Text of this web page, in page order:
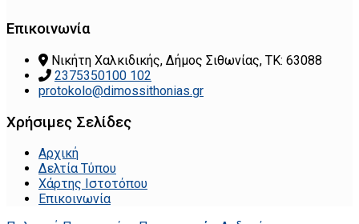
Επικοινωνία
Νικήτη Χαλκιδικής, Δήμος Σιθωνίας, ΤΚ: 63088
2375350100 102
protokolo@dimossithonias.gr
Χρήσιμες Σελίδες
Αρχική
Δελτία Τύπου
Χάρτης Ιστοτόπου
Επικοινωνία